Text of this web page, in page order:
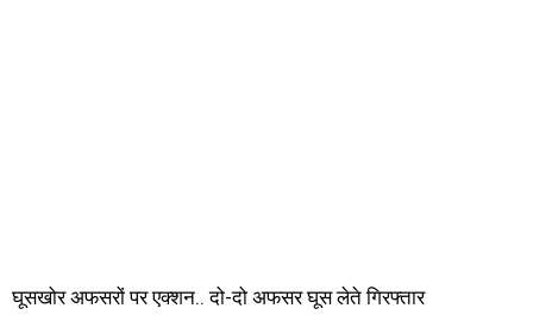
घूसखोर अफसरों पर एक्शन.. दो-दो अफसर घूस लेते गिरफ्तार